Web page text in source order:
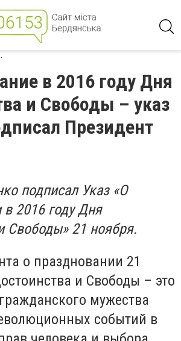
в 2016 году Дня
и Свободы – указ
Президент
подписал Указ «О
в 2016 году Дня
Свободы» 21 ноября.
о праздновании 21
и Свободы – это
мужества
событий в